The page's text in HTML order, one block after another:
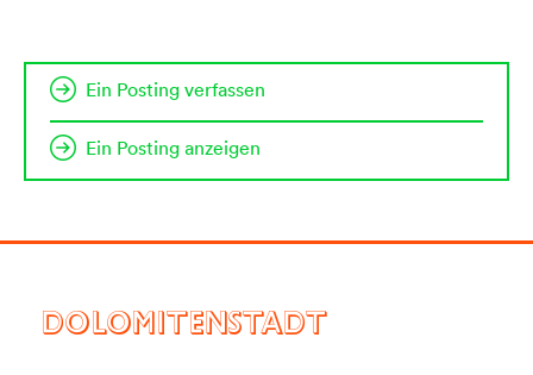
Ein Posting verfassen
Ein Posting anzeigen
DOLOMITENSTADT